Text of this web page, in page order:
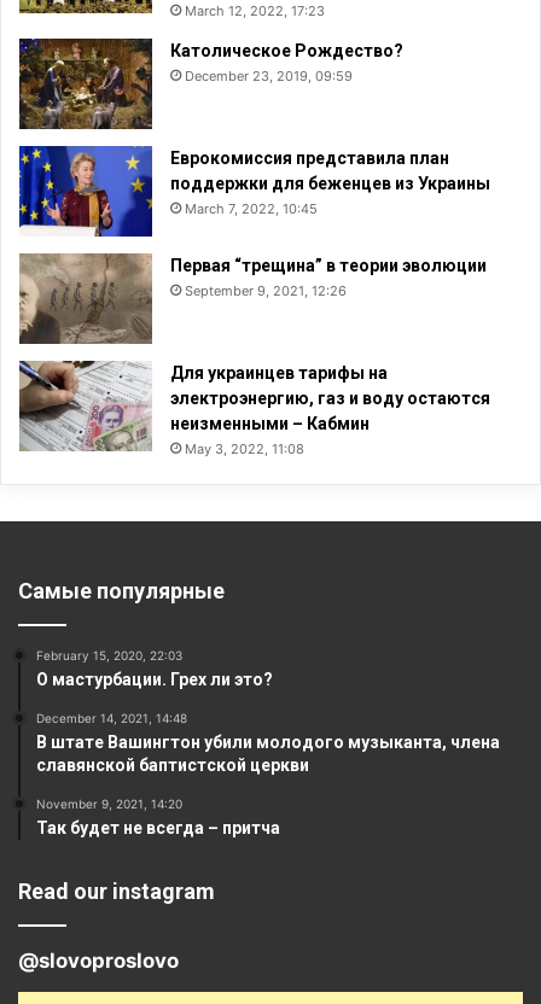
March 12, 2022, 17:23
Католическое Рождество?
December 23, 2019, 09:59
Еврокомиссия представила план
поддержки для беженцев из Украины
March 7, 2022, 10:45
Первая “трещина” в теории эволюции
September 9, 2021, 12:26
Для украинцев тарифы на
электроэнергию, газ и воду остаются
неизменными – Кабмин
May 3, 2022, 11:08
Самые популярные
February 15, 2020, 22:03
О мастурбации. Грех ли это?
December 14, 2021, 14:48
В штате Вашингтон убили молодого музыканта, члена
славянской баптистской церкви
November 9, 2021, 14:20
Так будет не всегда – притча
Read our instagram
@slovoproslovo